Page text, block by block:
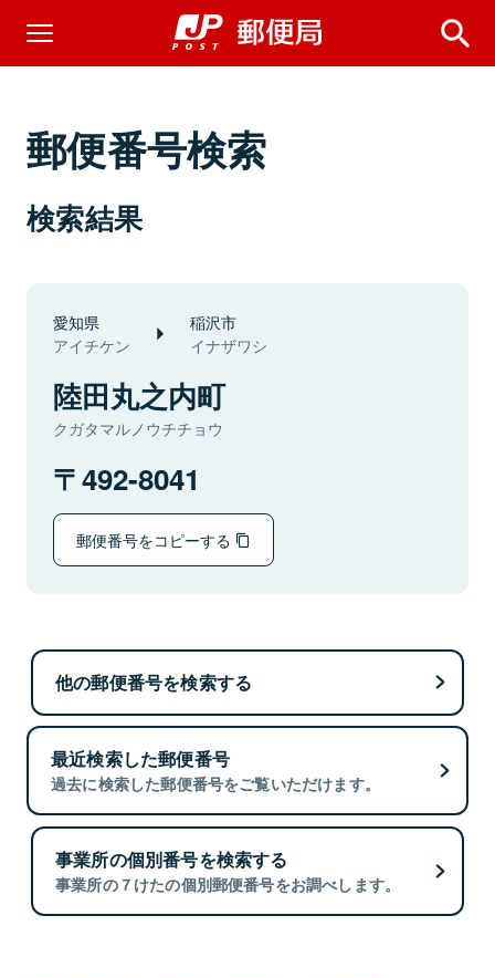
郵便番号検索
検索結果
愛知県
アイチケン
稲沢市
イナザワシ
陸田丸之内町
クガタマルノウチチョウ
492-8041
郵便番号をコピーする
他の郵便番号を検索する
最近検索した郵便番号
過去に検索した郵便番号をご覧いただけます。
事業所の個別番号を検索する
事業所の７けたの個別郵便番号をお調べします。